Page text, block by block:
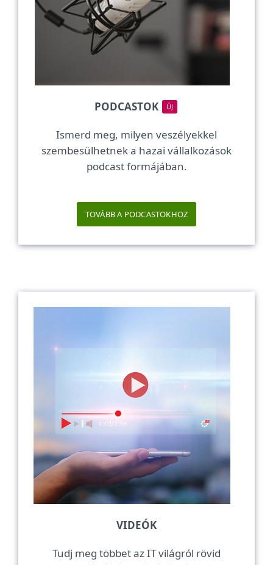
PODCASTOK ÚJ
Ismerd meg, milyen veszélyekkel
szembesülhetnek a hazai vállalkozások
podcast formájában.
TOVÁBB A PODCASTOKHOZ
VIDEÓK
Tudj meg többet az IT világról rövid